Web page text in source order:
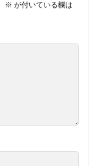
※ が付いている欄は